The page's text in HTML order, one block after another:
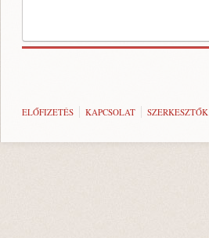
ELŐFIZETÉS KAPCSOLAT SZERKESZTŐK